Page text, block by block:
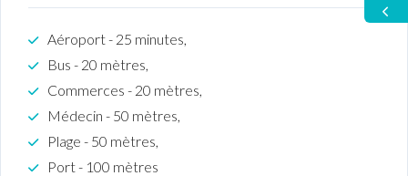
Aéroport - 25 minutes,
Bus - 20 mètres,
Commerces - 20 mètres,
Médecin - 50 mètres,
Plage - 50 mètres,
Port - 100 mètres